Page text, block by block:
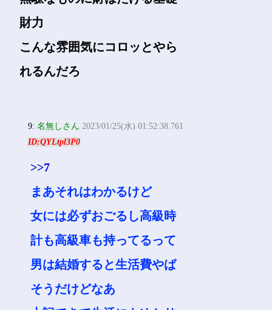
財力
こんな雰囲気にコロッとやら
れるんだろ
9:名無しさん 2023/01/25(水) 01:52:38.761
ID:QYLtpl3P0
>>7
まあそれはわかるけど
女には必ずおごるし高級時
計も高級車も持ってるって
男は結婚すると生活費やば
そうだけどなあ